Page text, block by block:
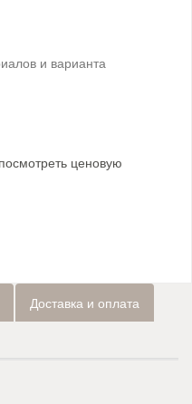
и варианта
ценовую
Доставка и оплата